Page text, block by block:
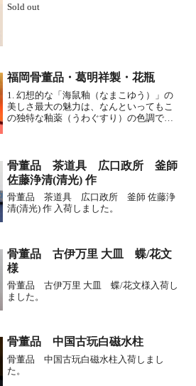
Sold out
福岡骨董品・葛明祥製・花瓶
1. 幻想的な「海鼠釉（なまこゆう）」の
美しさ最大の魅力は、なんといってもこ
の独特な釉薬（うわぐすり）の色調で
な紫色へと移り変わる...
骨董品 茶道具 広口政所 釜師
佐藤浄清(清光) 作
骨董品 茶道具 広口政所 釜師 佐藤浄
清(清光) 作 入荷しました。
骨董品 古伊万里 大皿 蝶/花文
様
骨董品 古伊万里 大皿 蝶/花文様入荷し
ました。
骨董品 中国古玩白磁水柱
骨董品 中国古玩白磁水柱入荷しまし
た。